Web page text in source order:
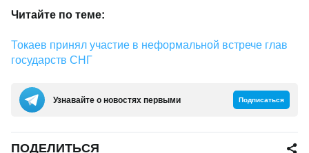
Читайте по теме:
Токаев принял участие в неформальной встрече глав
государств СНГ
Узнавайте о новостях первыми Подписаться
ПОДЕЛИТЬСЯ